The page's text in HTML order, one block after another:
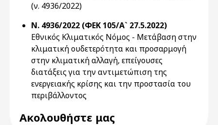
(ν. 4936/2022)
Ν. 4936/2022 (ΦΕΚ 105/Α` 27.5.2022)
Εθνικός Κλιματικός Νόμος - Μετάβαση στην
κλιματική ουδετερότητα και προσαρμογή
στην κλιματική αλλαγή, επείγουσες
διατάξεις για την αντιμετώπιση της
ενεργειακής κρίσης και την προστασία του
περιβάλλοντος
Ακολουθήστε μας